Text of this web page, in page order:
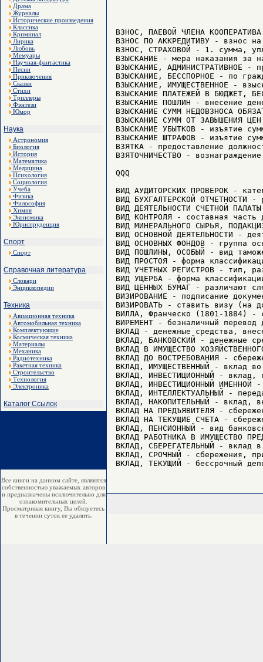
Драма
Журналы
Исторические произведения
Классика
Криминал
Лирика
Любовь
Мемуары
Научная-фантастика
Песни
Приключения
Сказки
Стихи
Триллеры
Фэнтези
Юмор
Наука
Астрономия
Биология
История
Математика
Медицина
Психология
Социология
Учеба
Физика
Философия
Химия
Экономика
Юриспруденция
Спорт
Спорт
Справочная литература
Словари
Энциклопедии
Техника
Авиационная техника
Автомобильная техника
Комплектующие
Космическая техника
Материалы
Механика
Радиотехника
Ракетная техника
Строительство
Технология
Электроника
Каталог Ссылок
Все книги на данном сайте, являются
собственностью уважаемых авторов
и предназначены исключительно для
ознакомительных целей.
Просматривая книгу, Вы обязуетесь
в течении суток ее удалить.
ВЗНОС, ПАЕВОЙ ЧЛЕНА КООПЕРАТИВА - имущественный взнос члена кооператива или ассоциированного члена кооператива в паевой фонд кооператива деньгами, земельными участками, земельными и имущественными долями либо иным имуществом или имущественными правами, имеющими денежную оценку. Паевой взнос может быть обязательным и дополнительным.
ВЗНОС ПО АККРЕДИТИВУ - взнос на банковский счет при открытии аккредитива. См. тж. АККРЕДИТИВ В БАНКЕ.
ВЗНОС, СТРАХОВОЙ - 1. сумма, уплачиваемая страхователем страховщику за принятое последним обязательство возместить материальный ущерб, причиненный застрахованному имуществу, или выплатить страховую сумму при наступлении определенных событий, связанных с нарушением обязательств, или возместить ущерб; 2. сумма, вносимая в фонды социального, пенсионного, медицинского страхования для материального обеспечения трудящихся в старости, при наступлении постоянной или временной